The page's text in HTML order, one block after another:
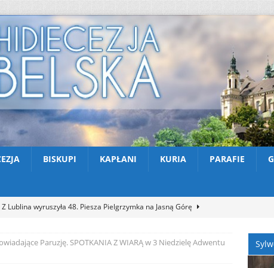
BISKUPI KAPŁANI KURIA PARAFIE
Z Lublina wyruszyła 48. Piesza Pielgrzymka na Jasną Górę
Nekrologi: śp. Jerzy Gasperski
AKTUALNOŚCI
Paruzję. SPOTKANIA Z WIARĄ w 3 Niedzielę Adwentu